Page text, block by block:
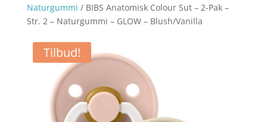
Naturgummi / BIBS Anatomisk Colour Sut – 2-Pak –
Str. 2 – Naturgummi – GLOW – Blush/Vanilla
Tilbud!